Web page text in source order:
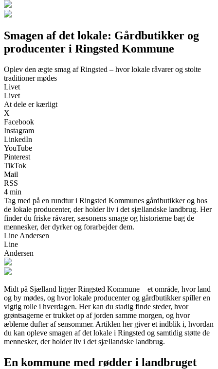
Smagen af det lokale: Gårdbutikker og
producenter i Ringsted Kommune
Oplev den ægte smag af Ringsted – hvor lokale råvarer og stolte
traditioner mødes
Livet
Livet
At dele er kærligt
X
Facebook
Instagram
LinkedIn
YouTube
Pinterest
TikTok
Mail
RSS
4 min
Tag med på en rundtur i Ringsted Kommunes gårdbutikker og hos
de lokale producenter, der holder liv i det sjællandske landbrug. Her
finder du friske råvarer, sæsonens smage og historierne bag de
mennesker, der dyrker og forarbejder dem.
Line Andersen
Line
Andersen
Midt på Sjælland ligger Ringsted Kommune – et område, hvor land
og by mødes, og hvor lokale producenter og gårdbutikker spiller en
vigtig rolle i hverdagen. Her kan du stadig finde steder, hvor
grøntsagerne er trukket op af jorden samme morgen, og hvor
æblerne dufter af sensommer. Artiklen her giver et indblik i, hvordan
du kan opleve smagen af det lokale i Ringsted og samtidig støtte de
mennesker, der holder liv i det sjællandske landbrug.
En kommune med rødder i landbruget